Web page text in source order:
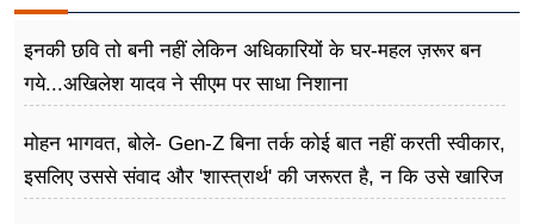
इनकी छवि तो बनी नहीं लेकिन अधिकारियों के घर-महल ज़रूर बन
गये...अखिलेश यादव ने सीएम पर साधा​ निशाना
मोहन भागवत, बोले- Gen-Z बिना तर्क कोई बात नहीं करती स्वीकार,
इसलिए उससे संवाद और 'शास्त्रार्थ' की जरूरत है, न कि उसे खारिज